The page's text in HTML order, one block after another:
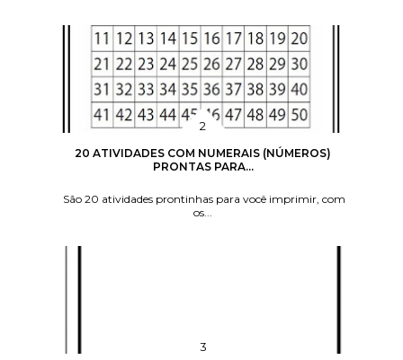
20 ATIVIDADES COM NUMERAIS (NÚMEROS)
PRONTAS PARA...
São 20 atividades prontinhas para você imprimir, com
os...